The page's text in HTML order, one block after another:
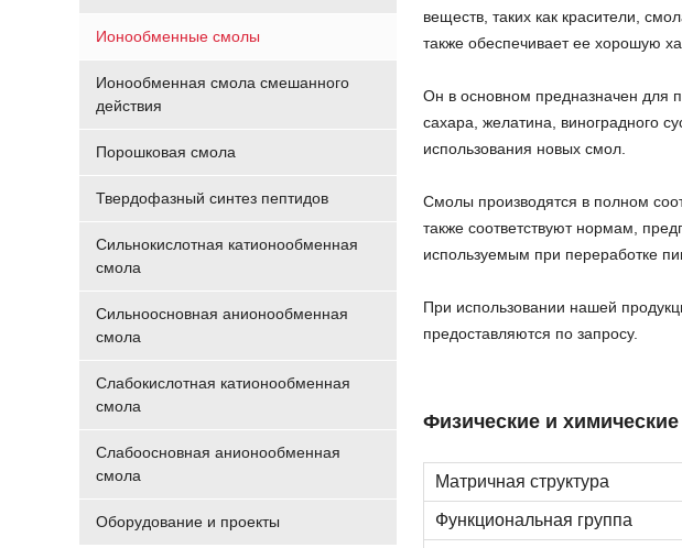
веществ, таких как красители,
также обеспечивает ее хорошую
Он в основном предназначен для
сахара, желатина, виноградного
использования новых смол.
Смолы производятся в полном
также соответствуют нормам,
используемым при переработке
При использовании нашей
предоставляются по запросу.
Физические и химические
Матричная структура
Функциональная группа
Ионообменные смолы
Ионообменная смола смешанного
действия
Порошковая смола
Твердофазный синтез пептидов
Сильнокислотная катионообменная
смола
Сильноосновная анионообменная
смола
Слабокислотная катионообменная
смола
Слабоосновная анионообменная
смола
Оборудование и проекты